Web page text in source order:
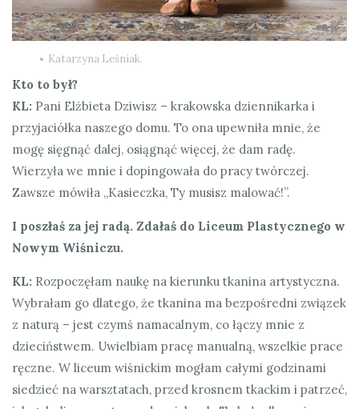
Katarzyna Leśniak.
Kto to był?
KL: Pani Elżbieta Dziwisz – krakowska dziennikarka i
przyjaciółka naszego domu. To ona upewniła mnie, że
mogę sięgnąć dalej, osiągnąć więcej, że dam radę.
Wierzyła we mnie i dopingowała do pracy twórczej.
Zawsze mówiła „Kasieczka, Ty musisz malować!”.
I poszłaś za jej radą. Zdałaś do Liceum Plastycznego w
Nowym Wiśniczu.
KL: Rozpoczęłam naukę na kierunku tkanina artystyczna.
Wybrałam go dlatego, że tkanina ma bezpośredni związek
z naturą – jest czymś namacalnym, co łączy mnie z
dzieciństwem. Uwielbiam pracę manualną, wszelkie prace
ręczne. W liceum wiśnickim mogłam całymi godzinami
siedzieć na warsztatach, przed krosnem tkackim i patrzeć,